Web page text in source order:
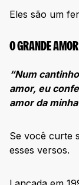
Eles são um
O GRANDE
“Num
amor, eu
amor da
Se você curte
esses versos.